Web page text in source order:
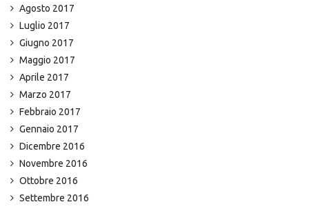
Agosto 2017
Luglio 2017
Giugno 2017
Maggio 2017
Aprile 2017
Marzo 2017
Febbraio 2017
Gennaio 2017
Dicembre 2016
Novembre 2016
Ottobre 2016
Settembre 2016